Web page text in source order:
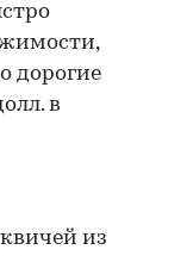
дорогие
в
из